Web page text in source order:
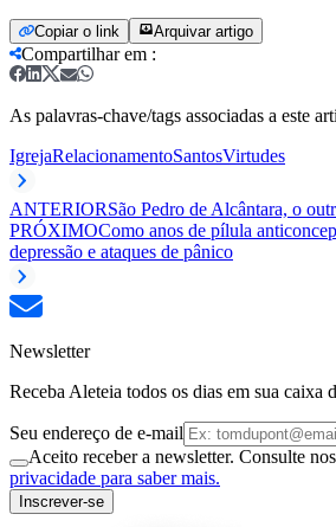
Copiar o link Arquivar artigo
Compartilhar em :
As palavras-chave/tags associadas a este
IgrejaRelacionamentoSantosVirtudes
ANTERIORSão Pedro de Alcântara, o
PRÓXIMOComo anos de pílula
depressão e ataques de pânico
Newsletter
Receba Aleteia todos os dias em sua caixa
Seu endereço de e-mail
Aceito receber a newsletter. Consulte
privacidade para saber mais.
Inscrever-se